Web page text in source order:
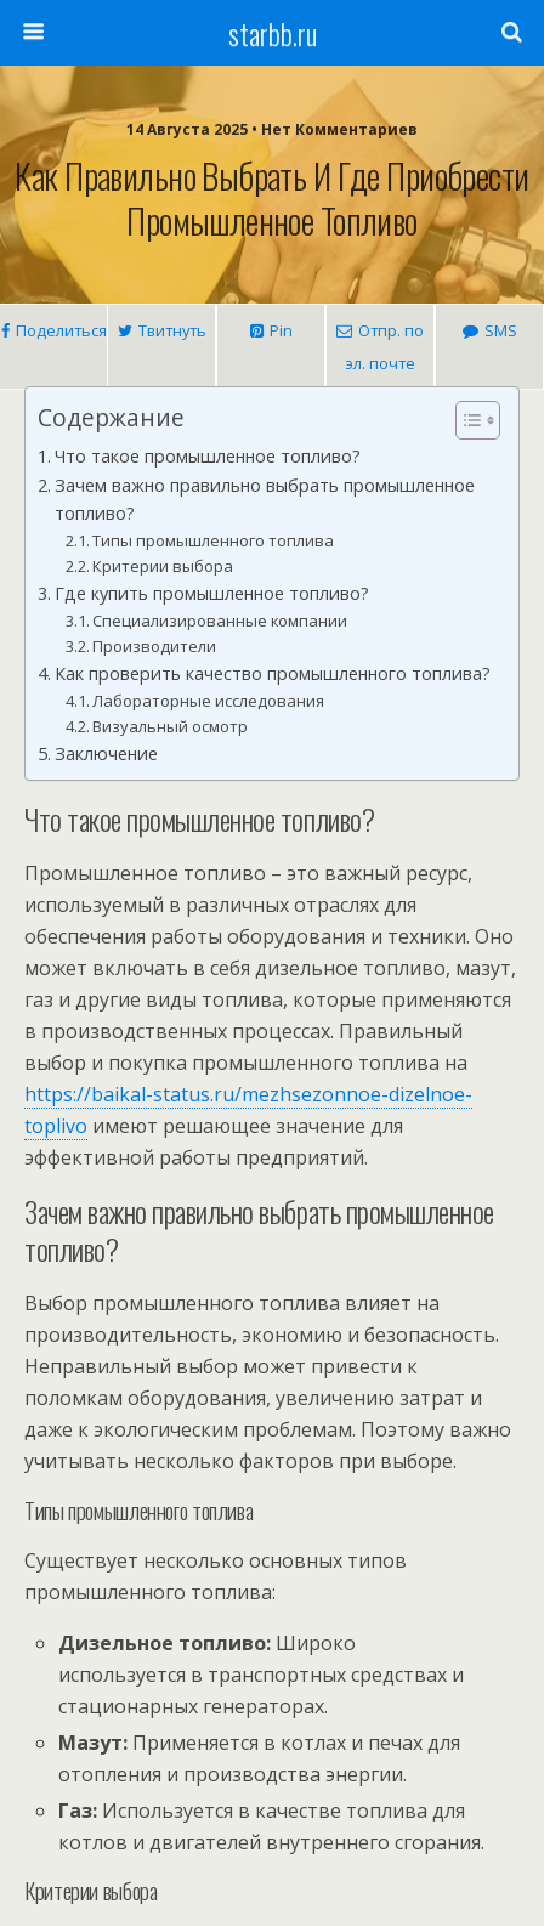
starbb.ru
14 Августа 2025 • Нет Комментариев
Как Правильно Выбрать И Где Приобрести
Промышленное Топливо
Поделиться Твитнуть Pin
Отпр. по
эл. почте
SMS
Содержание
Что такое промышленное топливо?
Зачем важно правильно выбрать промышленное
топливо?
Типы промышленного топлива
Критерии выбора
Где купить промышленное топливо?
Специализированные компании
Производители
Как проверить качество промышленного топлива?
Лабораторные исследования
Визуальный осмотр
Заключение
Что такое промышленное топливо?
Промышленное топливо – это важный ресурс,
используемый в различных отраслях для
обеспечения работы оборудования и техники. Оно
может включать в себя дизельное топливо, мазут,
газ и другие виды топлива, которые применяются
в производственных процессах. Правильный
выбор и покупка промышленного топлива на
https://baikal-status.ru/mezhsezonnoe-dizelnoe-
toplivo имеют решающее значение для
эффективной работы предприятий.
Зачем важно правильно выбрать промышленное
топливо?
Выбор промышленного топлива влияет на
производительность, экономию и безопасность.
Неправильный выбор может привести к
поломкам оборудования, увеличению затрат и
даже к экологическим проблемам. Поэтому важно
учитывать несколько факторов при выборе.
Типы промышленного топлива
Существует несколько основных типов
промышленного топлива:
Дизельное топливо: Широко
используется в транспортных средствах и
стационарных генераторах.
Мазут: Применяется в котлах и печах для
отопления и производства энергии.
Газ: Используется в качестве топлива для
котлов и двигателей внутреннего сгорания.
Критерии выбора